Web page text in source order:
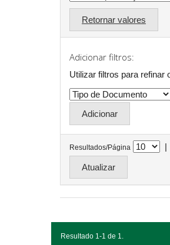
Retornar valores
Adicionar filtros:
Utilizar filtros para refinar
Resultados/Página |
Resultado 1-1 de 1.